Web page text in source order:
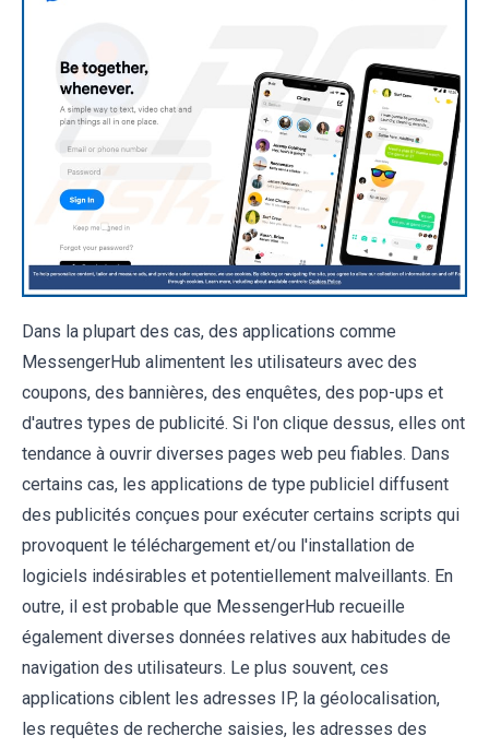
Dans la plupart des cas, des applications comme
MessengerHub alimentent les utilisateurs avec des
coupons, des bannières, des enquêtes, des pop-ups et
d'autres types de publicité. Si l'on clique dessus, elles ont
tendance à ouvrir diverses pages web peu fiables. Dans
certains cas, les applications de type publiciel diffusent
des publicités conçues pour exécuter certains scripts qui
provoquent le téléchargement et/ou l'installation de
logiciels indésirables et potentiellement malveillants. En
outre, il est probable que MessengerHub recueille
également diverses données relatives aux habitudes de
navigation des utilisateurs. Le plus souvent, ces
applications ciblent les adresses IP, la géolocalisation,
les requêtes de recherche saisies, les adresses des